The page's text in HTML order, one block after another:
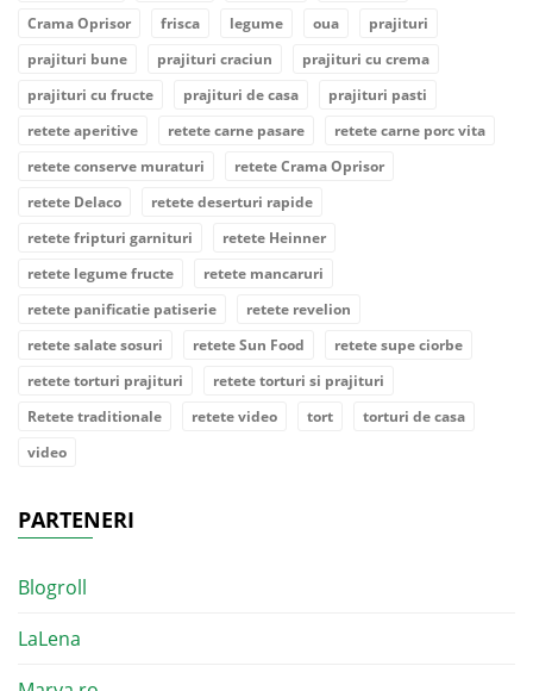
Crama Oprisor
frisca legume oua
prajituri
prajituri bune
prajituri craciun
prajituri cu crema
prajituri cu fructe
prajituri de casa
prajituri pasti
retete aperitive
retete carne pasare
retete carne porc vita
retete conserve muraturi
retete Crama Oprisor
retete Delaco
retete deserturi rapide
retete fripturi garnituri
retete Heinner
retete legume fructe
retete mancaruri
retete panificatie patiserie
retete revelion
retete salate sosuri
retete Sun Food
retete supe ciorbe
retete torturi prajituri
retete torturi si prajituri
Retete traditionale
retete video tort
torturi de casa
video
PARTENERI
Blogroll
LaLena